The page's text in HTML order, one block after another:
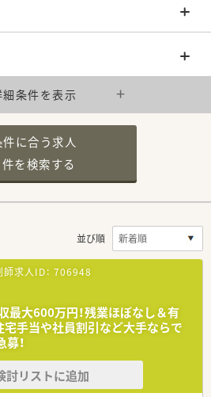
細条件を表示
件に合う求人
件を検索する
並び順
求人ID： 706948
最大600万円！残業ほぼなし＆有
宅手当や社員割引など大手ならで
！
討リストに追加